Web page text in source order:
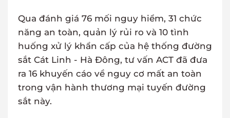
Qua đánh giá 76 mối nguy hiểm, 31 chức
năng an toàn, quản lý rủi ro và 10 tình
huống xử lý khẩn cấp của hệ thống đường
sắt Cát Linh - Hà Đông, tư vấn ACT đã đưa
ra 16 khuyến cáo về nguy cơ mất an toàn
trong vận hành thương mại tuyến đường
sắt này.